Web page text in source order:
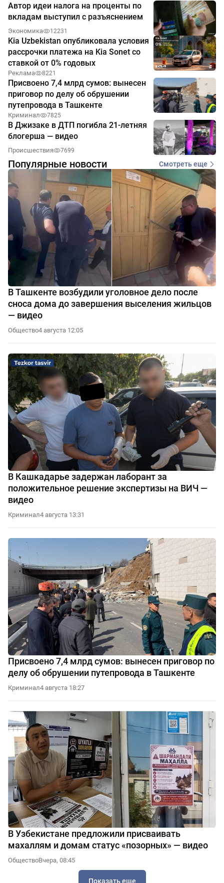
Автор идеи налога на проценты по
вкладам выступил с разъяснением
Экономика 12231
Kia Uzbekistan опубликовала условия
рассрочки платежа на Kia Sonet со
ставкой от 0% годовых
Реклама 8221
Присвоено 7,4 млрд сумов: вынесен
приговор по делу об обрушении
путепровода в Ташкенте
Криминал 7825
В Джизаке в ДТП погибла 21-летняя
блогерша — видео
Происшествия 7699
Популярные новости Смотреть еще
В Ташкенте возбудили уголовное дело после
сноса дома до завершения выселения жильцов
— видео
Общество4 августа 12:05
В Кашкадарье задержан лаборант за
положительное решение экспертизы на ВИЧ —
видео
Криминал4 августа 13:31
Присвоено 7,4 млрд сумов: вынесен приговор по
делу об обрушении путепровода в Ташкенте
Криминал4 августа 18:27
В Узбекистане предложили присваивать
махаллям и домам статус «позорных» — видео
ОбществоВчера, 08:45
Показать еще